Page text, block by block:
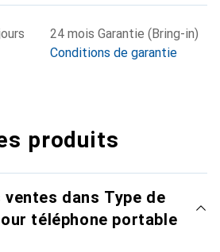
24 mois Garantie (Bring-in)
Conditions de garantie
produits
dans Type de
téléphone portable